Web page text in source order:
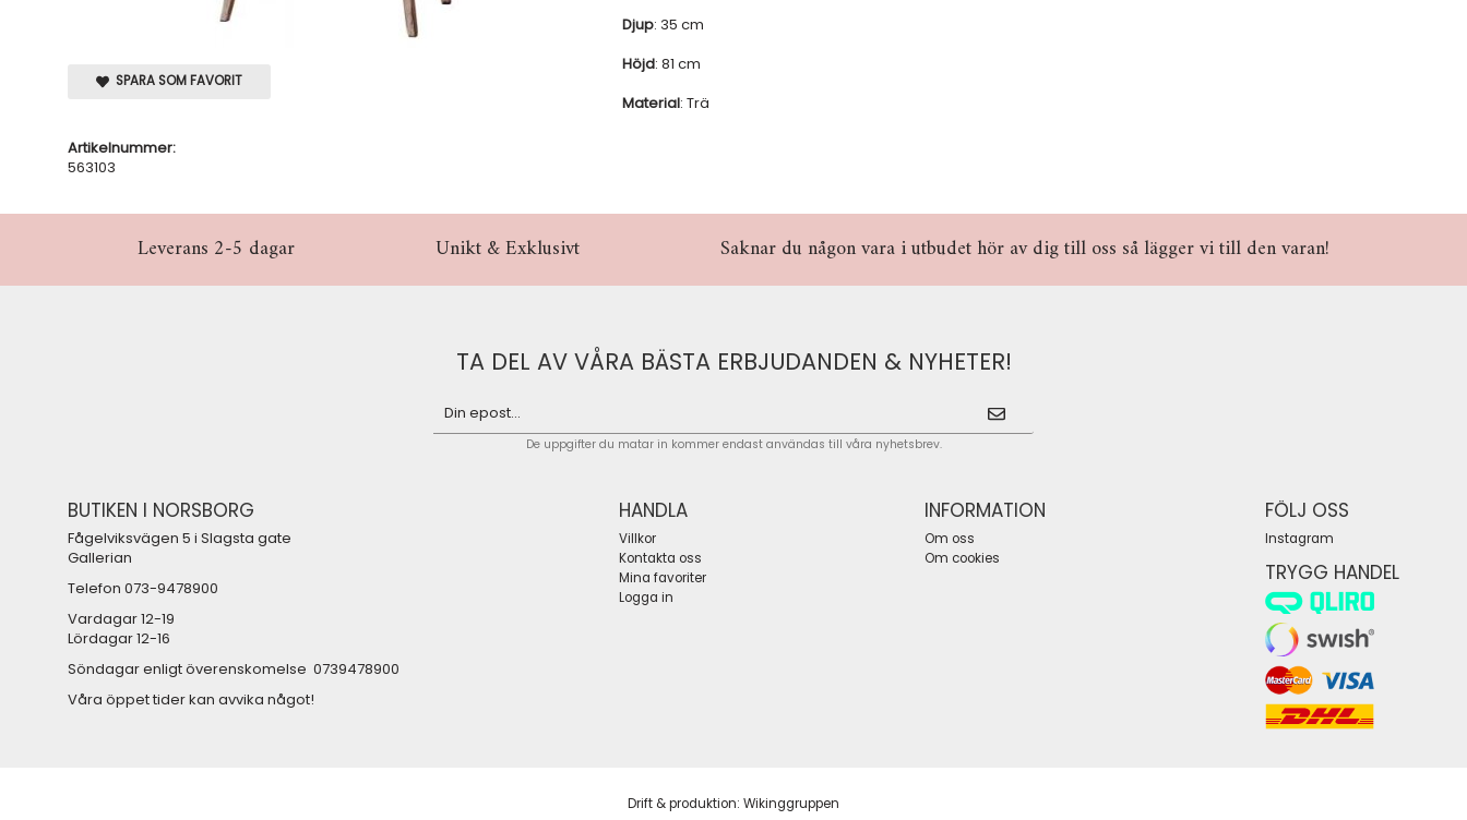
Djup: 35 cm
Höjd: 81 cm
Material: Trä
SPARA SOM FAVORIT
Artikelnummer:
563103
Leverans 2-5 dagar Unikt & Exklusivt Saknar du någon vara i utbudet hör av dig till oss så lägger vi till den varan!
TA DEL AV VÅRA BÄSTA ERBJUDANDEN & NYHETER!
De uppgifter du matar in kommer endast användas till våra nyhetsbrev.
BUTIKEN I NORSBORG
Fågelviksvägen 5 i Slagsta gate
Gallerian
Telefon 073-9478900
Vardagar 12-19
Lördagar 12-16
Söndagar enligt överenskomelse 0739478900
Våra öppet tider kan avvika något!
HANDLA
Villkor
Kontakta oss
Mina favoriter
Logga in
INFORMATION
Om oss
Om cookies
FÖLJ OSS
Instagram
TRYGG HANDEL
Drift & produktion: Wikinggruppen